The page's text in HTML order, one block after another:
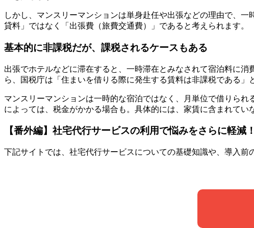
しかし、マンスリーマンションは単身赴任や出張などの理由で、
貸料」ではなく「出張費（旅費交通費）」であると考えられます。
基本的に非課税だが、課税されるケースもある
出張でホテルなどに滞在すると、一時滞在とみなされて宿泊料に
ら、国税庁は「住まいを借りる際に発生する賃料は非課税である」
マンスリーマンションは一時的な宿泊ではなく、月単位で借りら
によっては、税金がかかる場合も。具体的には、家賃に含まれて
【番外編】社宅代行サービスの利用で悩みをさらに軽減！
下記サイトでは、社宅代行サービスについての基礎知識や、導入前